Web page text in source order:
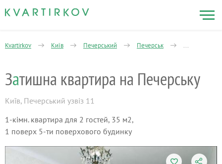
Kvartirkov Київ Печерський Печерськ 1-кімнатна
Затишна квартира на Печерську
Київ, Печерський узвіз 11
1-кімн. квартира для 2 гостей, 35 м2,
1 поверх 5-ти поверхового будинку